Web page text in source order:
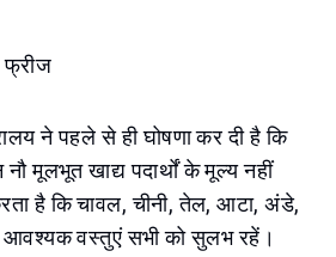
फ्रीज
ने पहले से ही घोषणा कर दी है कि
मूलभूत खाद्य पदार्थों के मूल्य नहीं
है कि चावल, चीनी, तेल, आटा, अंडे,
वस्तुएं सभी को सुलभ रहें।